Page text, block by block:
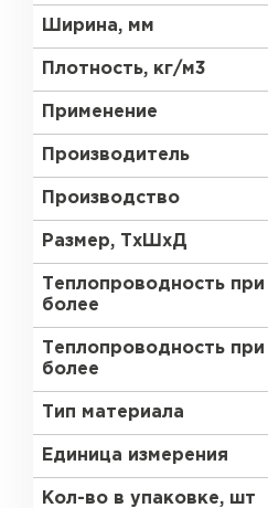
Ширина, мм
Плотность, кг/м3
Применение
Производитель
Производство
Размер, ТхШхД
Теплопроводность
более
Теплопроводность
более
Тип материала
Единица измерения
Кол-во в упаковке, шт
Утеплитель Термит
Утеплитель Ruspanel
Утеплитель Брит
Утеплитель Basfiber